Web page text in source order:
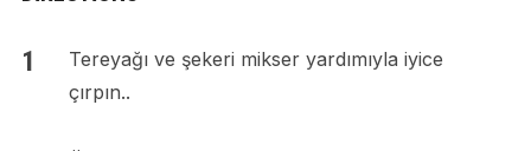
Tereyağı ve şekeri mikser yardımıyla iyice
çırpın..